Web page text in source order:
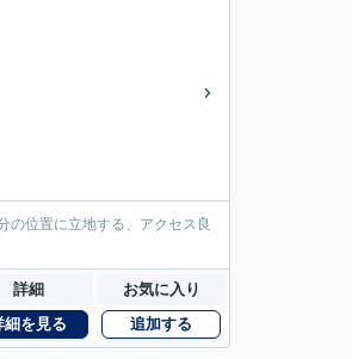
の位置に立地する、アクセス良
詳細 お気に入り
細を見る 追加する